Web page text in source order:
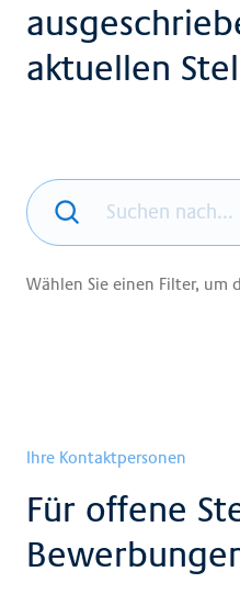
aktuellen
Wählen Sie einen Filter, um
Ihre Kontaktpersonen
Für offene